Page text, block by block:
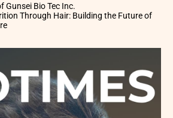
Gunsei Bio Tec Inc.
Through Hair: Building the Future of